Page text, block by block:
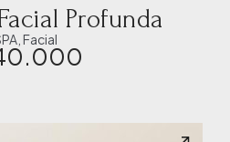
Profunda
Facial